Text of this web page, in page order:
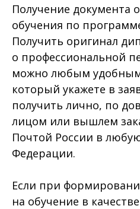
Получение документа
обучения по
Получить оригинал
о профессиональной
можно любым удобным
который укажете в
получить лично, по
лицом или вышлем
Почтой России в
Федерации.
Если при
на обучение в